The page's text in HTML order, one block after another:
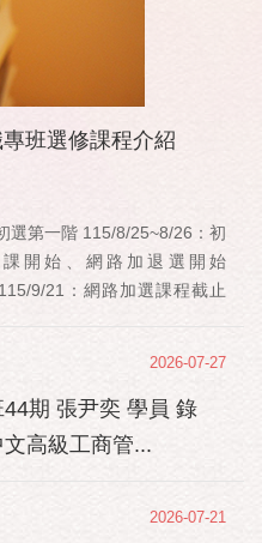
班選修課程介紹
選第一階 115/8/25~8/26：初
開始、網路加退選開始
9/21：網路加選課程截止
大局勢：美...
期 張尹奕 學員 錄
高級工商管...
2026-07-27
2026-07-21